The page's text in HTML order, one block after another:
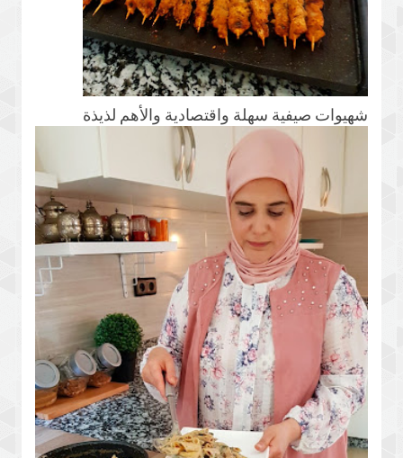
شهيوات صيفية سهلة واقتصادية والأهم لذيذة